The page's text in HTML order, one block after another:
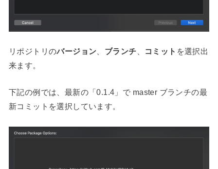
リポジトリのバージョン ブランチ コミット を選択出
来ます。
下記の例では、最新の「0.1.4」で master ブランチの最
新コミットを選択しています。